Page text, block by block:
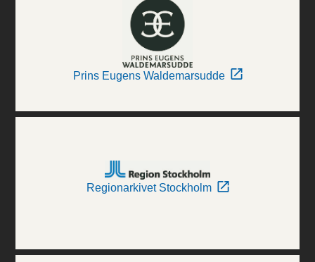
Prins Eugens Waldemarsudde
Regionarkivet Stockholm